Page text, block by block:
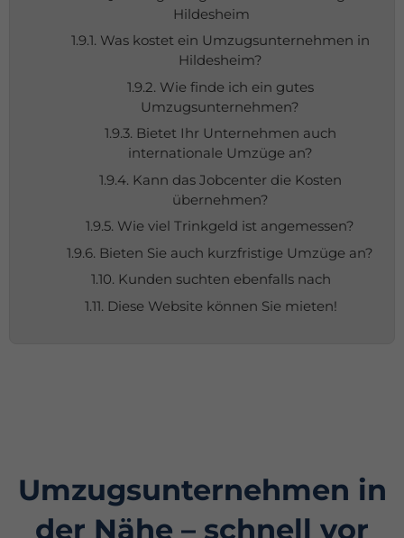
Hildesheim
1.9.1. Was kostet ein Umzugsunternehmen in
Hildesheim?
1.9.2. Wie finde ich ein gutes
Umzugsunternehmen?
1.9.3. Bietet Ihr Unternehmen auch
internationale Umzüge an?
1.9.4. Kann das Jobcenter die Kosten
übernehmen?
1.9.5. Wie viel Trinkgeld ist angemessen?
1.9.6. Bieten Sie auch kurzfristige Umzüge an?
1.10. Kunden suchten ebenfalls nach
1.11. Diese Website können Sie mieten!
Umzugsunternehmen in
der Nähe – schnell vor